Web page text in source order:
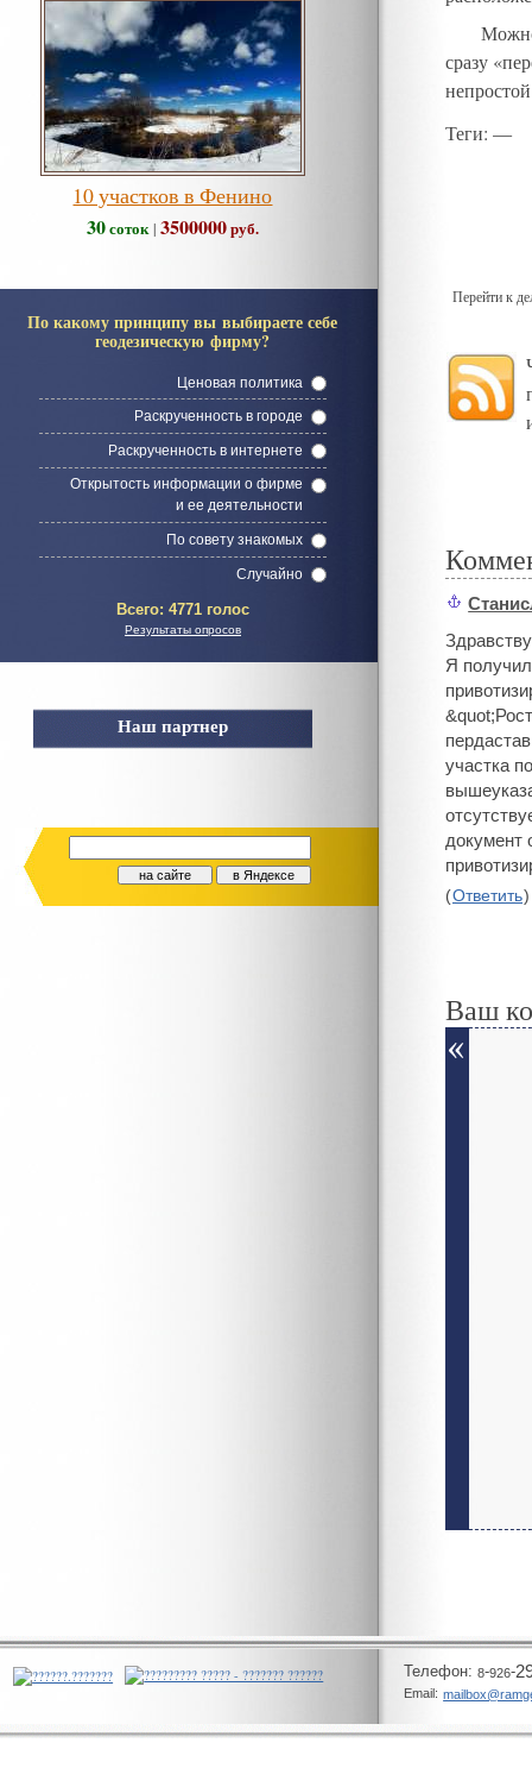
10 участков в Фенино
30соток| 3500000руб.
По какому принципу вы выбираете себе
геодезическую фирму?
Ценовая политика
Раскрученность в городе
Раскрученность в интернете
Открытость информации о фирме
и ее деятельности
По совету знакомых
Случайно
Всего: 4771 голос
Результаты опросов
Наш партнер
сразу «
Теги: —
Перейти к
#
Я
участка
документ
(Ответить)
Ваш
Телeфон: 8-926-
Email: